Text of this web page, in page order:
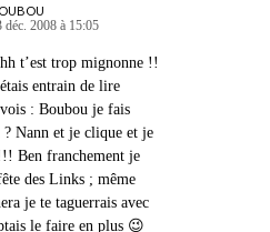
déc. 2008 à 15:05
t’est trop mignonne !!
entrain de lire
: Boubou je fais
? Nann et je clique et je
Ben franchement je
des Links ; même
je te taguerrais avec
le faire en plus 😉